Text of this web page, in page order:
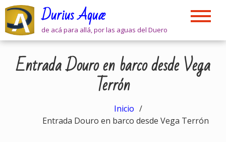
Skip
content
Durius Aquæ
de acá para allá, por las aguas del Duero
Entrada Douro en barco desde Vega
Terrón
Inicio
Entrada Douro en barco desde Vega Terrón